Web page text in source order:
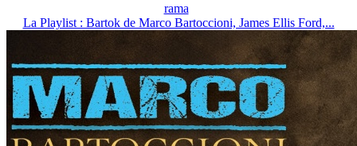
rama
La Playlist : Bartok de Marco Bartoccioni, James Ellis Ford,...